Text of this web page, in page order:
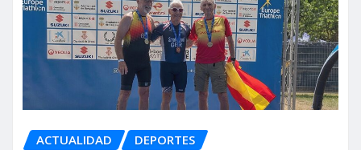
ACTUALIDAD DEPORTES